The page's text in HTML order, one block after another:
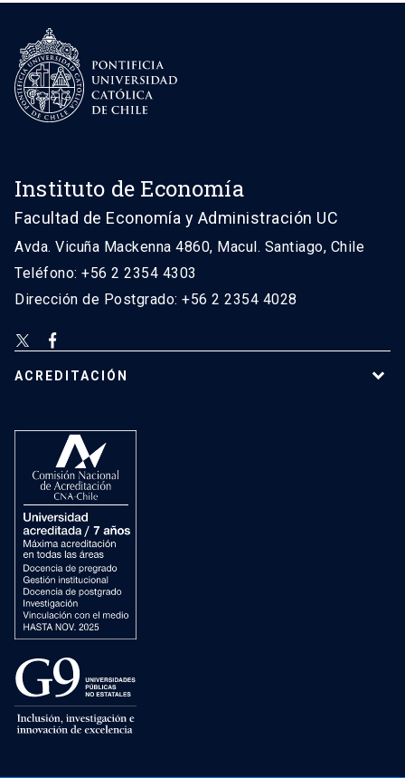
Instituto de Economía
Facultad de Economía y Administración UC
Avda. Vicuña Mackenna 4860, Macul. Santiago, Chile
Teléfono: +56 2 2354 4303
Dirección de Postgrado: +56 2 2354 4028
ACREDITACIÓN